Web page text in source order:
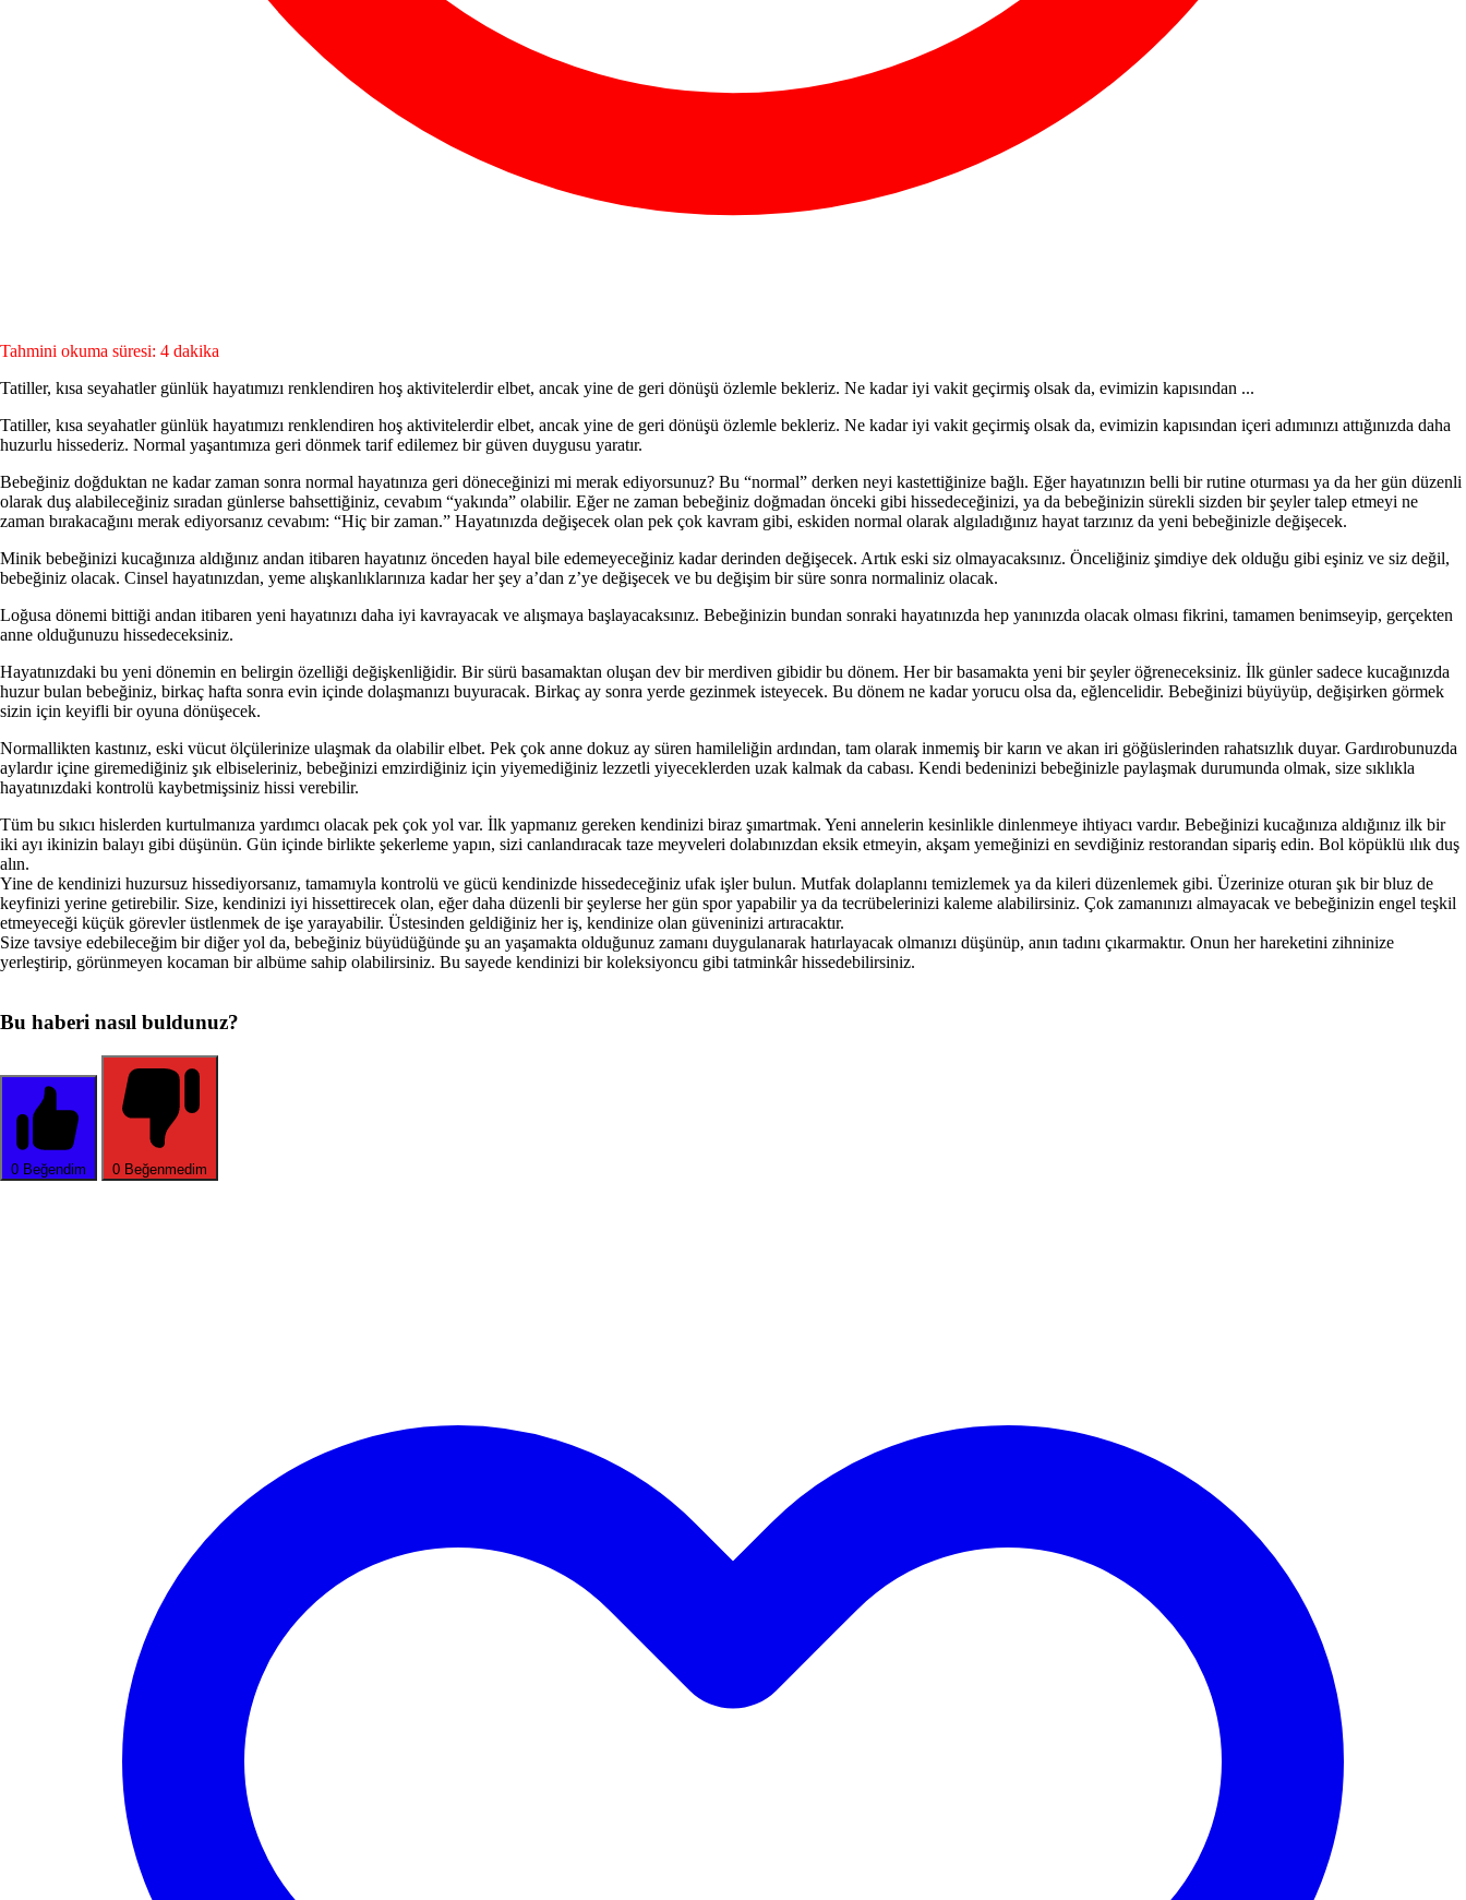
Tahmini okuma süresi: 4 dakika
Tatiller, kısa seyahatler günlük hayatımızı renklendiren hoş aktivitelerdir elbet, ancak yine de geri dönüşü özlemle bekleriz. Ne kadar iyi vakit geçirmiş olsak da, evimizin kapısından ...
Tatiller, kısa seyahatler günlük hayatımızı renklendiren hoş aktivitelerdir elbet, ancak yine de geri dönüşü özlemle bekleriz. Ne kadar iyi vakit geçirmiş olsak da, evimizin kapısından içeri adımınızı attığınızda daha
huzurlu hissederiz. Normal yaşantımıza geri dönmek tarif edilemez bir güven duygusu yaratır.
Bebeğiniz doğduktan ne kadar zaman sonra normal hayatınıza geri döneceğinizi mi merak ediyorsunuz? Bu “normal” derken neyi kastetti­ğinize bağlı. Eğer hayatınızın belli bir rutine oturması ya da her gün düzenli
olarak duş alabi­leceğiniz sıradan günlerse bahsettiğiniz, ceva­bım “yakında” olabilir. Eğer ne zaman bebeğiniz doğmadan önceki gibi hissedeceğinizi, ya da bebeğinizin sürekli sizden bir şeyler talep et­meyi ne
zaman bırakacağını merak ediyorsanız cevabım: “Hiç bir zaman.” Hayatınızda değişe­cek olan pek çok kavram gibi, eskiden normal olarak algıladığınız hayat tarzınız da yeni bebe­ğinizle değişecek.
Minik bebeğinizi kucağınıza aldığınız andan itibaren hayatınız önceden hayal bile edemeye­ceğiniz kadar derinden değişecek. Artık eski siz olmayacaksınız. Önceliğiniz şimdiye dek oldu­ğu gibi eşiniz ve siz değil,
bebeğiniz olacak. Cin­sel hayatınızdan, yeme alışkanlıklarınıza kadar her şey a’dan z’ye değişecek ve bu değişim bir süre sonra normaliniz olacak.
Loğusa dönemi bittiği andan itibaren yeni hayatınızı daha iyi kavrayacak ve alışmaya baş­layacaksınız. Bebeğinizin bundan sonraki haya­tınızda hep yanınızda olacak olması fikrini, ta­mamen benimseyip, gerçekten
anne olduğunu­zu hissedeceksiniz.
Hayatınızdaki bu yeni dönemin en belirgin özelliği değişkenliğidir. Bir sürü basamaktan oluşan dev bir merdiven gibidir bu dönem. Her bir basamakta yeni bir şeyler öğreneceksiniz. İlk günler sadece kucağınızda
huzur bulan be­beğiniz, birkaç hafta sonra evin içinde dolaşma­nızı buyuracak. Birkaç ay sonra yerde gezinmek isteyecek. Bu dönem ne kadar yorucu olsa da, eğlencelidir. Bebeğinizi büyüyüp, değişir­ken görmek
sizin için keyifli bir oyuna dönüşe­cek.
Normallikten kastınız, eski vücut ölçülerini­ze ulaşmak da olabilir elbet. Pek çok anne do­kuz ay süren hamileliğin ardından, tam olarak inmemiş bir karın ve akan iri göğüslerinden ra­hatsızlık duyar. Gardırobunuzda
aylardır içine giremediğiniz şık elbiseleriniz, bebeğinizi em­zirdiğiniz için yiyemediğiniz lezzetli yiyecek­lerden uzak kalmak da cabası. Kendi bedeninizi bebeğinizle paylaşmak durumunda olmak, size sıklıkla
hayatınızdaki kontrolü kaybetmişsiniz hissi verebilir.
Tüm bu sıkıcı hislerden kurtulmanıza yar­dımcı olacak pek çok yol var. İlk yapmanız ge­reken kendinizi biraz şımartmak. Yeni annelerin kesinlikle dinlenmeye ihtiyacı vardır. Bebeğini­zi kucağınıza aldığınız ilk bir
iki ayı ikinizin ba­layı gibi düşünün. Gün içinde birlikte şekerle­me yapın, sizi canlandıracak taze meyveleri do­labınızdan eksik etmeyin, akşam yemeğinizi en sevdiğiniz restorandan sipariş edin. Bol köpük­lü ılık duş
alın.
Yine de kendinizi huzursuz hissediyorsanız, tamamıyla kontrolü ve gücü kendinizde hisse­deceğiniz ufak işler bulun. Mutfak dolaplannı temizlemek ya da kileri düzenlemek gibi. Üzerinize oturan şık bir bluz de
keyfinizi yerine ge­tirebilir. Size, kendinizi iyi hissettirecek olan, eğer daha düzenli bir şeylerse her gün spor ya­pabilir ya da tecrübelerinizi kaleme alabilirsi­niz. Çok zamanınızı almayacak ve bebeğinizin engel teşkil
etmeyeceği küçük görevler üstlen­mek de işe yarayabilir. Üstesinden geldiğiniz her iş, kendinize olan güveninizi artıracaktır.
Size tavsiye edebileceğim bir diğer yol da, bebeğiniz büyüdüğünde şu an yaşamakta oldu­ğunuz zamanı duygulanarak hatırlayacak olma­nızı düşünüp, anın tadını çıkarmaktır. Onun her hareketini zihninize
yerleştirip, görünmeyen ko­caman bir albüme sahip olabilirsiniz. Bu sayede kendinizi bir koleksiyoncu gibi tatminkâr his­sedebilirsiniz.
Bu haberi nasıl buldunuz?
0 Beğendim 0 Beğenmedim